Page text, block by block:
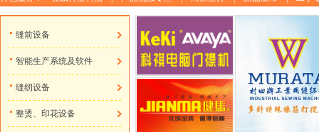
缝前设备
智能生产系统及软件
缝纫设备
整烫、印花设备